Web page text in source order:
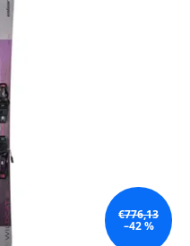
€776,13
–42 %